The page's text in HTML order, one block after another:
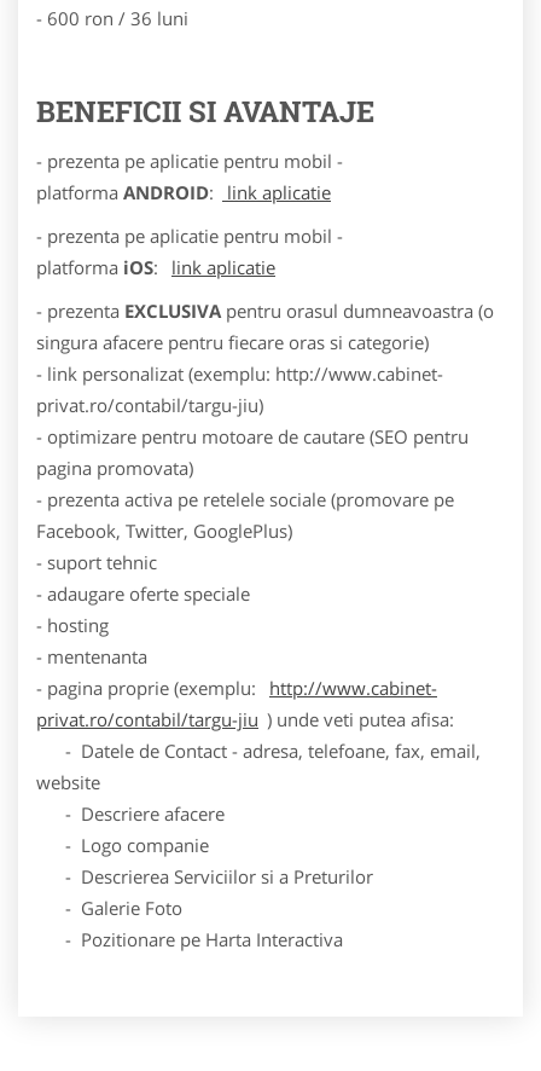
- 600 ron / 36 luni
BENEFICII SI AVANTAJE
- prezenta pe aplicatie pentru mobil -
platforma ANDROID:
link aplicatie
- prezenta pe aplicatie pentru mobil -
platforma iOS:
link aplicatie
- prezenta EXCLUSIVA pentru orasul dumneavoastra (o
singura afacere pentru fiecare oras si categorie)
- link personalizat (exemplu: http://www.cabinet-
privat.ro/contabil/targu-jiu)
- optimizare pentru motoare de cautare (SEO pentru
pagina promovata)
- prezenta activa pe retelele sociale (promovare pe
Facebook, Twitter, GooglePlus)
- suport tehnic
- adaugare oferte speciale
- hosting
- mentenanta
- pagina proprie (exemplu:
http://www.cabinet-
privat.ro/contabil/targu-jiu ) unde veti putea afisa:
- Datele de Contact - adresa, telefoane, fax, email,
website
- Descriere afacere
- Logo companie
- Descrierea Serviciilor si a Preturilor
- Galerie Foto
- Pozitionare pe Harta Interactiva